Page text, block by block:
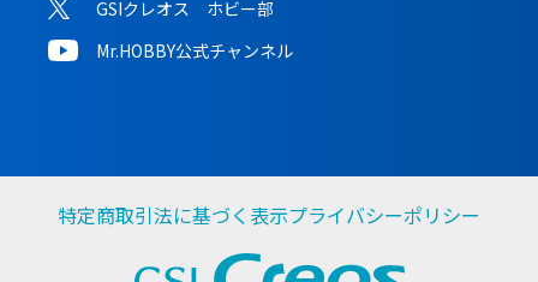
GSIクレオス ホビー部
Mr.HOBBY公式チャンネル
特定商取引法に基づく表示プライバシーポリシー